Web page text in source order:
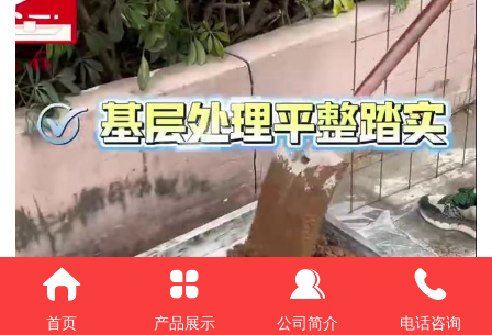
首页 产品展示 公司简介 电话咨询